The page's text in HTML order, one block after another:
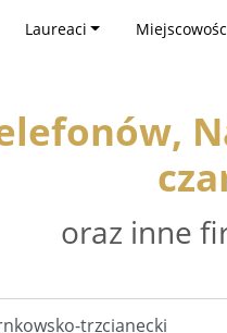
Laureaci
oraz inne